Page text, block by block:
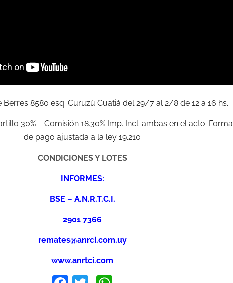
Berres 8580 esq. Curuzú Cuatiá del 29/7 al 2/8 de 12 a 16 hs.
30% – Comisión 18.30% Imp. Incl. ambas en el acto. Forma
de pago ajustada a la ley 19.210
CONDICIONES Y LOTES
INFORMES:
BSE – A.N.R.T.C.I.
2901 7366
remates@anrci.com.uy
www.anrtci.com